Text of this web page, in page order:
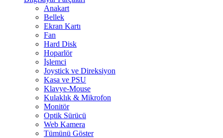
Anakart
Bellek
Ekran Kartı
Fan
Hard Disk
Hoparlör
İşlemci
Joystick ve Direksiyon
Kasa ve PSU
Klavye-Mouse
Kulaklık & Mikrofon
Monitör
Optik Sürücü
Web Kamera
Tümünü Göster